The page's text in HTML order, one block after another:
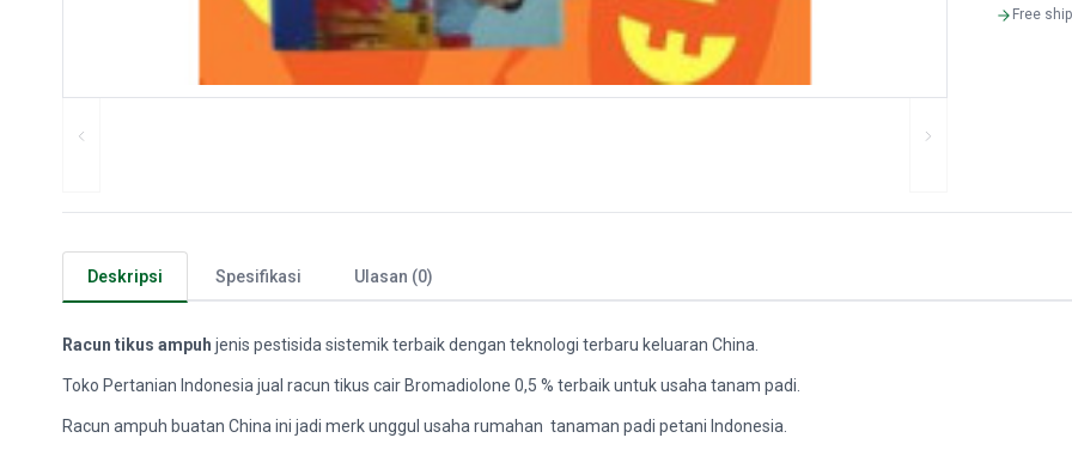
Free
Deskripsi Spesifikasi Ulasan (0)
Racun tikus ampuh jenis pestisida sistemik terbaik dengan teknologi terbaru keluaran China.
Toko Pertanian Indonesia jual racun tikus cair Bromadiolone 0,5 % terbaik untuk usaha tanam padi.
Racun ampuh buatan China ini jadi merk unggul usaha rumahan tanaman padi petani Indonesia.